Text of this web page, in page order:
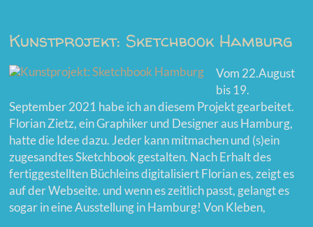
Kunstprojekt: Sketchbook Hamburg
Vom 22.August
bis 19.
September 2021 habe ich an diesem Projekt gearbeitet.
Florian Zietz, ein Graphiker und Designer aus Hamburg,
hatte die Idee dazu. Jeder kann mitmachen und (s)ein
zugesandtes Sketchbook gestalten. Nach Erhalt des
fertiggestellten Büchleins digitalisiert Florian es, zeigt es
auf der Webseite. und wenn es zeitlich passt, gelangt es
sogar in eine Ausstellung in Hamburg! Von Kleben,